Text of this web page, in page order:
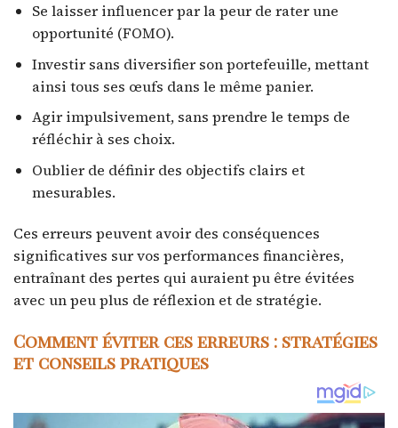
Se laisser influencer par la peur de rater une
opportunité (FOMO).
Investir sans diversifier son portefeuille, mettant
ainsi tous ses œufs dans le même panier.
Agir impulsivement, sans prendre le temps de
réfléchir à ses choix.
Oublier de définir des objectifs clairs et
mesurables.
Ces erreurs peuvent avoir des conséquences
significatives sur vos performances financières,
entraînant des pertes qui auraient pu être évitées
avec un peu plus de réflexion et de stratégie.
Comment éviter ces erreurs : stratégies
et conseils pratiques